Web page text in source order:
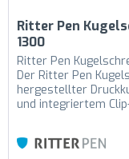
Ritter Pen
1300
Ritter Pen
Der Ritter Pen
hergestellter
und integriertem